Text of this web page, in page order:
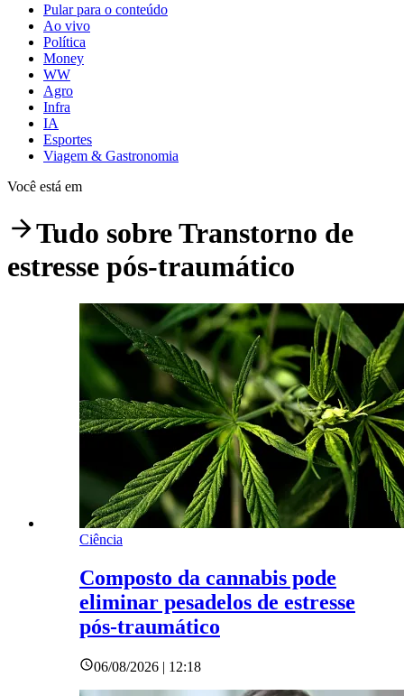
Pular para o conteúdo
Ao vivo
Política
Money
WW
Agro
Infra
IA
Esportes
Viagem & Gastronomia
Você está em
Tudo sobreTranstorno de
estresse pós-traumático
Ciência
Composto da cannabis pode
eliminar pesadelos de estresse
pós-traumático
06/08/2026 | 12:18